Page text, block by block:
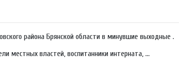
района Брянской области в минувшие выходные .
местных властей, воспитанники интерната, ...